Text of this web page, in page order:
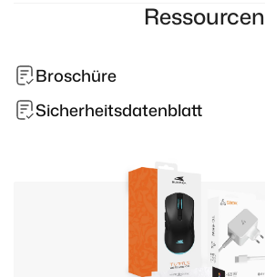
Ressourcen
Broschüre
Sicherheitsdatenblatt